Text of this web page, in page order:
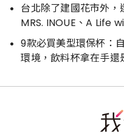
台北除了建國花市外，
MRS. INOUE、A Life
好逛
9款必買美型環保杯：
環境，飲料杯拿在手還